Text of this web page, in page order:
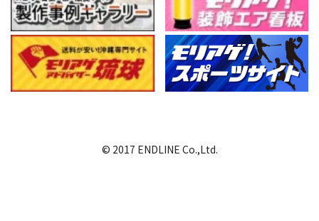
© 2017 ENDLINE Co.,Ltd.